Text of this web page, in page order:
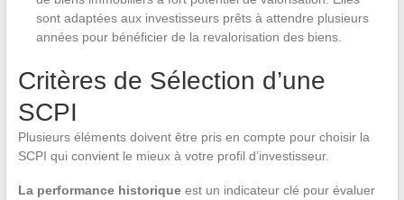
sont adaptées aux investisseurs prêts à attendre plusieurs
années pour bénéficier de la revalorisation des biens.
Critères de Sélection d’une
SCPI
Plusieurs éléments doivent être pris en compte pour choisir la
SCPI qui convient le mieux à votre profil d’investisseur.
La performance historiqueest un indicateur clé pour évaluer